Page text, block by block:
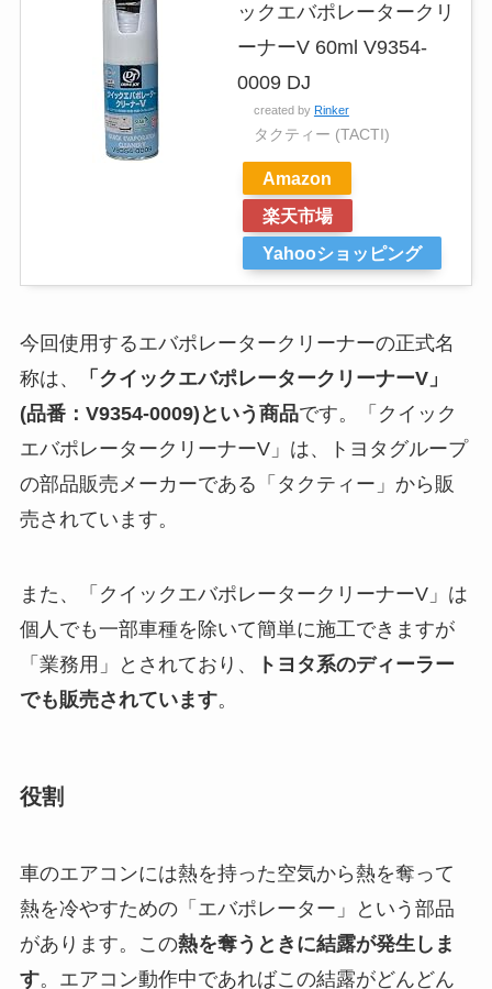
ックエバポレータークリ
ーナーV 60ml V9354-
0009 DJ
created by Rinker
タクティー (TACTI)
Amazon
楽天市場
Yahooショッピング
今回使用するエバポレータークリーナーの正式名
称は、
「クイックエバポレータークリーナーV」
(品番：V9354-0009)という商品です。「クイック
エバポレータークリーナーV」は、トヨタグループ
の部品販売メーカーである「タクティー」から販
売されています。
また、「クイックエバポレータークリーナーV」は
個人でも一部車種を除いて簡単に施工できますが
「業務用」とされており、
トヨタ系のディーラー
でも販売されています。
役割
車のエアコンには熱を持った空気から熱を奪って
熱を冷やすための「エバポレーター」という部品
があります。この熱を奪うときに結露が発生しま
す。エアコン動作中であればこの結露がどんどん